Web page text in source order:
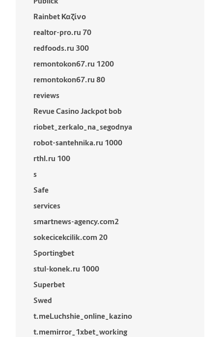
Rainbet Καζίνο
realtor-pro.ru 70
redfoods.ru 300
remontokon67.ru 1200
remontokon67.ru 80
reviews
Revue Casino Jackpot bob
riobet_zerkalo_na_segodnya
robot-santehnika.ru 1000
rthl.ru 100
s
Safe
services
smartnews-agency.com2
sokecicekcilik.com 20
Sportingbet
stul-konek.ru 1000
Superbet
Swed
t.meLuchshie_online_kazino
t.memirror_1xbet_working